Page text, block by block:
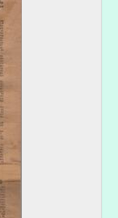
Church in Portugal, 1917-05-31-1917-08-23
Church, 1918-02-28-1919-03-06
of the Lusitanian Church, 1919-09-11
Lusitanian Church, 1919-12-04
Cassels, 1921-12
1924-03-22-1924-11-25
1887-12-1964-12-31
bispo, 1858-03-11-1925-11-07
1849-07-1931-12-18